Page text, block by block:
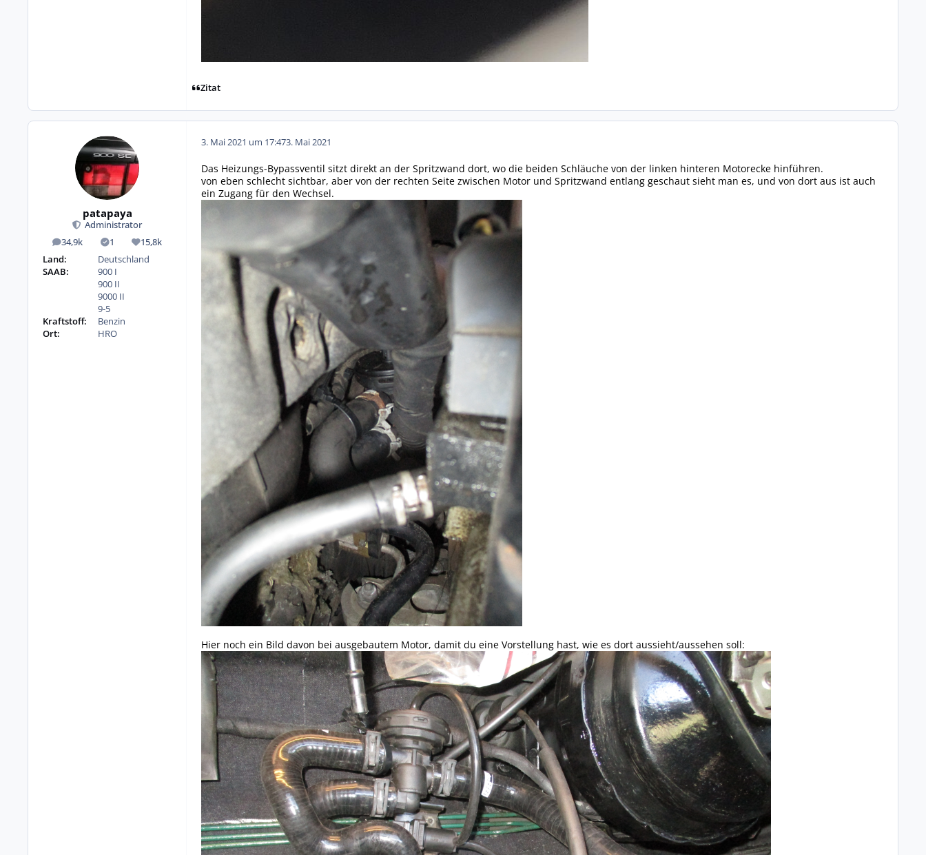
Zitat
patapaya
Administrator
34,9k
Beiträge 1
Lösungen15,8k
Reputation
Land:
Deutschland
SAAB:
900 I
900 II
9000 II
9-5
Kraftstoff:
Benzin
Ort:
HRO
3. Mai 2021 um 17:473. Mai 2021
Das Heizungs-Bypassventil sitzt direkt an der Spritzwand dort, wo die beiden Schläuche von der linken hinteren Motorecke hinführen.
von eben schlecht sichtbar, aber von der rechten Seite zwischen Motor und Spritzwand entlang geschaut sieht man es, und von dort aus ist auch
ein Zugang für den Wechsel.
Hier noch ein Bild davon bei ausgebautem Motor, damit du eine Vorstellung hast, wie es dort aussieht/aussehen soll: